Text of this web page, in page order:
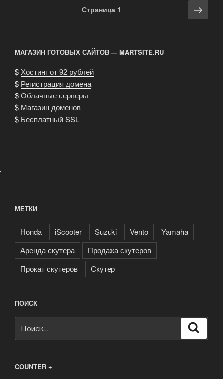
Москве»Страница 1
МАГАЗИН ГОТОВЫХ САЙТОВ — MARTSITE.RU
$ Хостинг от 92 рублей
$ Регистрация домена
$Облачные серверы
$ Магазин доменов
$ Бесплатный SSL
.
МЕТКИ
Honda iScooter Suzuki Vento
Yamaha
Аренда скутера
Продажа скутеров
Прокат скутеров
Скутер
ПОИСК
COUNTER +